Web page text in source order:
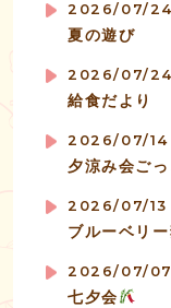
2026/07/24
夏の遊び
2026/07/24
給食だより
2026/07/14
夕涼み会ごっ
2026/07/13
ブルーベリー
2026/07/07
七夕会